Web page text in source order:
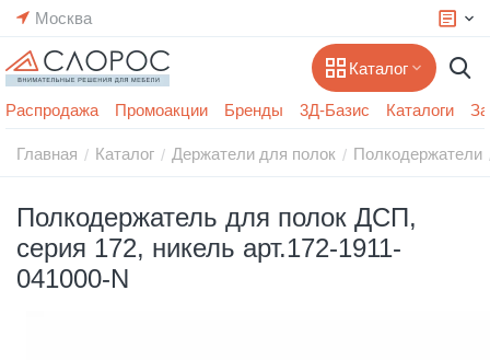
Москва
Каталог
Распродажа Промоакции Бренды 3Д-Базис Каталоги
Главная / Каталог / Держатели для полок / Полкодержатели
Полкодержатель для полок ДСП,
серия 172, никель арт.172-1911-
041000-N